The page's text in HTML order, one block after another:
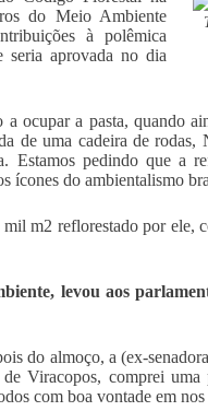
do Meio Ambiente
à polêmica
aprovada no dia
ocupar a pasta, quando
de uma cadeira de
Estamos pedindo que a
ícones do ambientalismo
m2 reflorestado por ele,
levou aos
do almoço, a (ex-
Viracopos, comprei
com boa vontade em nos